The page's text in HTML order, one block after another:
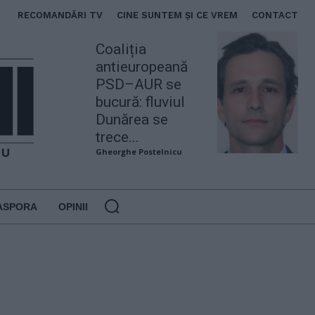
RECOMANDĂRI TV CINE SUNTEM ȘI CE VREM CONTACT
Coaliția
antieuropeană
PSD–AUR se
bucură: fluviul
Dunărea se
trece...
Gheorghe Postelnicu
OPINII